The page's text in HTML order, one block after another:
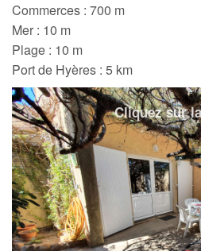
Commerces : 700 m
Mer : 10 m
Plage : 10 m
Port de Hyères : 5 km